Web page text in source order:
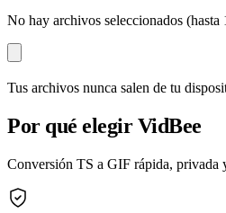
No hay archivos seleccionados
Tus archivos nunca salen de tu
Por qué elegir VidBee
Conversión TS a GIF rápida, privada